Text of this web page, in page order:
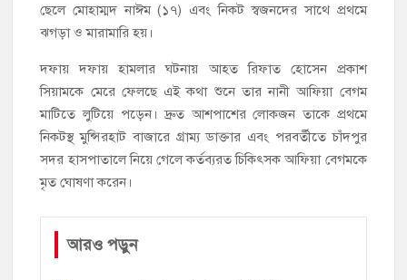
ছেলে মোহাম্মদ নাঈম (১৭) এবং নিকট স্বজনদের সাথে প্রথমে
ঝগড়া ও মারামারি হয়।
দফায় দফায় হামলার ঘটনায় আহত রিফাত হোসেন প্রকাশ
সিয়ামকে মেরে ফেলছে এই কথা শুনে তার নানী আফিয়া বেগম
মাটিতে লুটিয়ে পড়েন। দ্রুত আশপাশের লোকজন তাকে প্রথমে
নিকটস্থ মুন্সিরহাট বাজারে গ্রাম্য ডাক্তার এবং পরবর্তীতে চাঁদপুর
সদর হাসপাতালে নিয়ে গেলে কর্তব্যরত চিকিৎসক আফিয়া বেগমকে
মৃত ঘোষণা করেন।
আরও পড়ুন